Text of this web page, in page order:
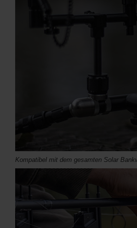
Kompatibel mit dem gesamten Solar